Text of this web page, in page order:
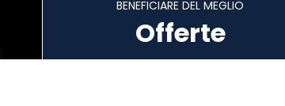
BENEFICIARE DEL MEGLIO
Offerte